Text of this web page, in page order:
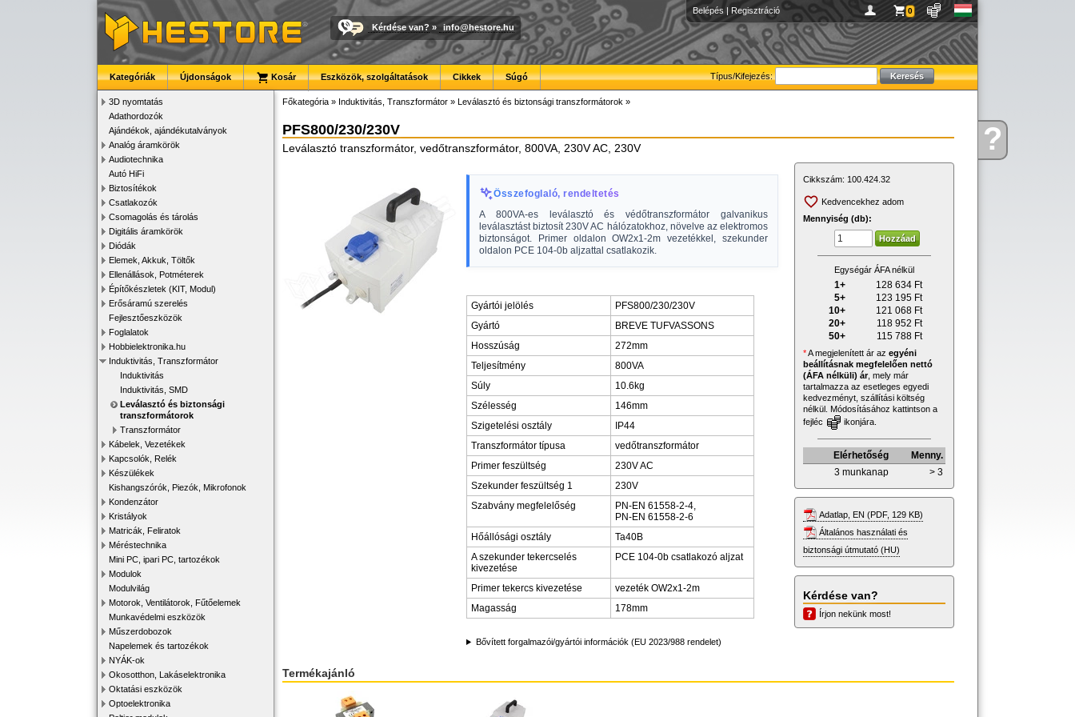
Kérdése?
Belépés | Regisztráció 0
Kérdése van? » info@hestore.hu
Típus/Kifejezés:
Kategóriák Újdonságok Kosár Eszközök, szolgáltatások Cikkek Súgó
3D nyomtatás
Adathordozók
Ajándékok, ajándékutalványok
Analóg áramkörök
Audiotechnika
Autó HiFi
Biztosítékok
Csatlakozók
Csomagolás és tárolás
Digitális áramkörök
Diódák
Elemek, Akkuk, Töltők
Ellenállások, Potméterek
Építőkészletek (KIT, Modul)
Erősáramú szerelés
Fejlesztőeszközök
Foglalatok
Hobbielektronika.hu
Induktivitás, Transzformátor
Induktivitás
Induktivitás, SMD
Leválasztó és biztonsági
transzformátorok
Transzformátor
Kábelek, Vezetékek
Kapcsolók, Relék
Készülékek
Kishangszórók, Piezók, Mikrofonok
Kondenzátor
Kristályok
Matricák, Feliratok
Méréstechnika
Mini PC, ipari PC, tartozékok
Modulok
Modulvilág
Motorok, Ventilátorok, Fűtőelemek
Munkavédelmi eszközök
Műszerdobozok
Napelemek és tartozékok
NYÁK-ok
Okosotthon, Lakáselektronika
Oktatási eszközök
Optoelektronika
Főkategória » Induktivitás, Transzformátor » Leválasztó és biztonsági transzformátorok »
PFS800/230/230V
Leválasztó transzformátor, vedőtranszformátor, 800VA, 230V AC, 230V
Összefoglaló, rendeltetés
A 800VA-es leválasztó és védőtranszformátor galvanikus
leválasztást biztosít 230V AC hálózatokhoz, növelve az elektromos
biztonságot. Primer oldalon OW2x1-2m vezetékkel, szekunder
oldalon PCE 104-0b aljzattal csatlakozik.
Gyártói jelölés
PFS800/230/230V
Gyártó
BREVE TUFVASSONS
Hosszúság
272mm
Teljesítmény
800VA
Súly
10.6kg
Szélesség
146mm
Szigetelési osztály
IP44
Transzformátor típusa
vedőtranszformátor
Primer feszültség
230V AC
Szekunder feszültség 1
230V
Szabvány megfelelőség
PN-EN 61558-2-4,
PN-EN 61558-2-6
Hőállósági osztály
Ta40B
A szekunder tekercselés
kivezetése
PCE 104-0b csatlakozó aljzat
Primer tekercs kivezetése
vezeték OW2x1-2m
Magasság
178mm
Bővített forgalmazói/gyártói információk (EU 2023/988 rendelet)
Cikkszám: 100.424.32
Kedvencekhez adom
Mennyiség (db):
Egységár ÁFA nélkül
1+ 128 634 Ft
5+
123 195 Ft
10+
121 068 Ft
20+
118 952 Ft
50+
115 788 Ft
*A megjelenített ár az egyéni
beállításnak megfelelően nettó
(ÁFA nélküli) ár, mely már
tartalmazza az esetleges egyedi
kedvezményt, szállítási költség
nélkül. Módosításához kattintson a
fejléc
ikonjára.
Elérhetőség
Menny.
3 munkanap
> 3
Adatlap, EN (PDF, 129 KB)
Általános használati és
biztonsági útmutató (HU)
Kérdése van?
Írjon nekünk most!
Termékajánló